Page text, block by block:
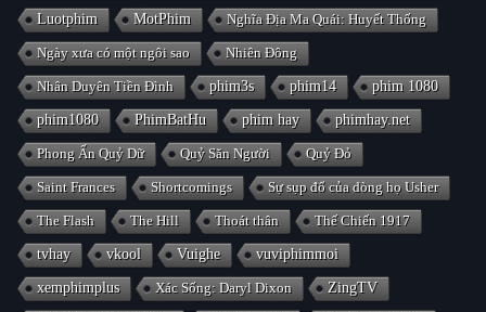
Luotphim MotPhim Nghĩa Địa Ma Quái: Huyết Thống
Ngày xưa có một ngôi sao Nhiên Đông
Nhân Duyên Tiền Đình phim3s phim14 phim 1080
phim1080 PhimBatHu phim hay phimhay.net
Phong Ấn Quỷ Dữ Quỷ Săn Người Quỷ Đỏ
Saint Frances Shortcomings Sự sụp đổ của dòng họ Usher
The Flash The Hill Thoát thân Thế Chiến 1917
tvhay vkool Vuighe vuviphimmoi
xemphimplus Xác Sống: Daryl Dixon ZingTV